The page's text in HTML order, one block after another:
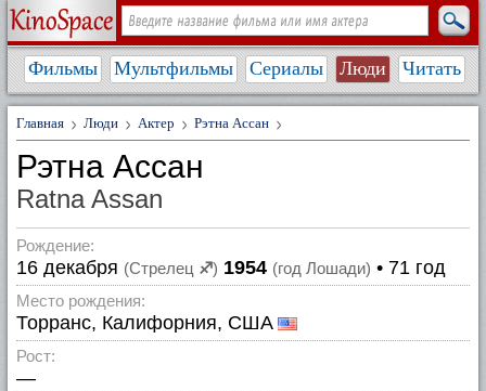
Фильмы Мультфильмы Сериалы Люди Читать
Главная Люди Актер Рэтна Ассан
Рэтна Ассан
Ratna Assan
Рождение:
16 декабря (Стрелец ♐) 1954 (год Лошади) • 71 год
Место рождения:
Торранс, Калифорния, США
Рост:
—